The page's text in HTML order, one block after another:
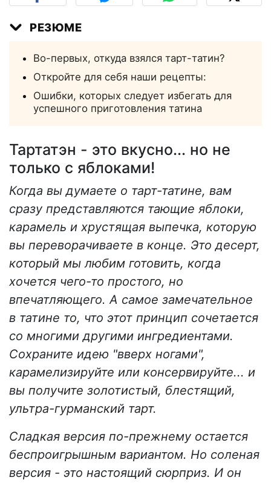
РЕЗЮМЕ
Во-первых, откуда взялся тарт-татин?
Откройте для себя наши рецепты:
Ошибки, которых следует избегать для
успешного приготовления татина
Тартатэн - это вкусно... но не
только с яблоками!
Когда вы думаете о тарт-татине, вам
сразу представляются тающие яблоки,
карамель и хрустящая выпечка, которую
вы переворачиваете в конце. Это десерт,
который мы любим готовить, когда
хочется чего-то простого, но
впечатляющего. А самое замечательное
в татине то, что этот принцип сочетается
со многими другими ингредиентами.
Сохраните идею "вверх ногами",
карамелизируйте или консервируйте... и
вы получите золотистый, блестящий,
ультра-гурманский тарт.
Сладкая версия по-прежнему остается
беспроигрышным вариантом. Но соленая
версия - это настоящий сюрприз. И он